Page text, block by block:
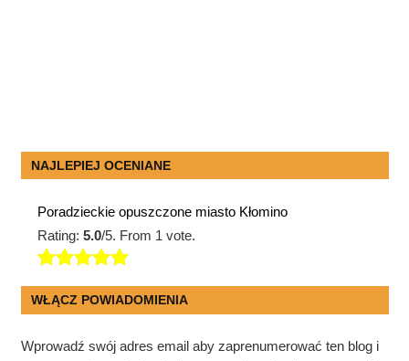
NAJLEPIEJ OCENIANE
Poradzieckie opuszczone miasto Kłomino
Rating:5.0/5. From 1 vote.
WŁĄCZ POWIADOMIENIA
Wprowadź swój adres email aby zaprenumerować ten blog i